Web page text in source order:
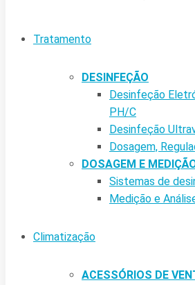
Tratamento
DESINFEÇÃO
Desinfeção
PH/C
Desinfeção
Dosagem,
DOSAGEM E
Sistemas de
Medição e
Climatização
ACESSÓRIOS DE